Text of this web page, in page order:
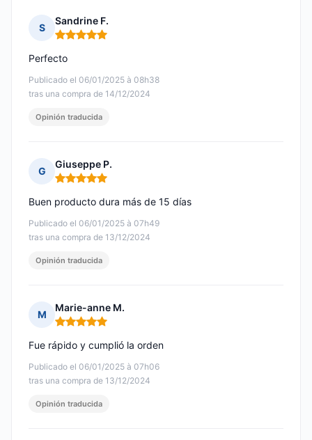
S
Sandrine F.
Nota: 5 de 5
Publicado el 06/01/2025 à 08h38
tras una compra de 14/12/2024
Perfecto
Opinión traducida
G
Giuseppe P.
Nota: 5 de 5
Publicado el 06/01/2025 à 07h49
tras una compra de 13/12/2024
Buen producto dura más de 15 días
Opinión traducida
M
Marie-anne M.
Nota: 5 de 5
Publicado el 06/01/2025 à 07h06
tras una compra de 13/12/2024
Fue rápido y cumplió la orden
Opinión traducida